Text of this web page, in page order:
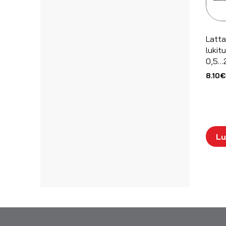
8.10€